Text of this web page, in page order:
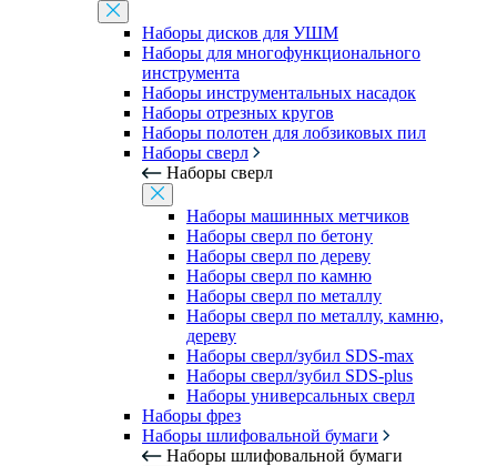
Наборы дисков для УШМ
Наборы для многофункционального
инструмента
Наборы инструментальных насадок
Наборы отрезных кругов
Наборы полотен для лобзиковых пил
Наборы сверл
Наборы сверл
Наборы машинных метчиков
Наборы сверл по бетону
Наборы сверл по дереву
Наборы сверл по камню
Наборы сверл по металлу
Наборы сверл по металлу, камню,
дереву
Наборы сверл/зубил SDS-max
Наборы сверл/зубил SDS-plus
Наборы универсальных сверл
Наборы фрез
Наборы шлифовальной бумаги
Наборы шлифовальной бумаги